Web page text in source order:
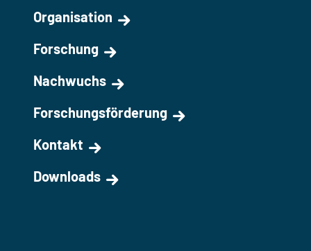
Organisation
Forschung
Nachwuchs
Forschungsförderung
Kontakt
Downloads